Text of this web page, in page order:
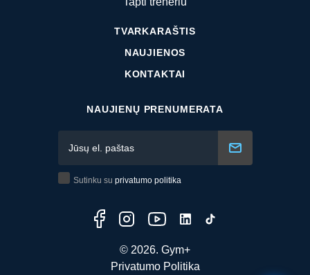
TVARKARAŠTIS
NAUJIENOS
KONTAKTAI
NAUJIENŲ PRENUMERATA
Sutinku su privatumo politika
© 2026. Gym+
Privatumo Politika